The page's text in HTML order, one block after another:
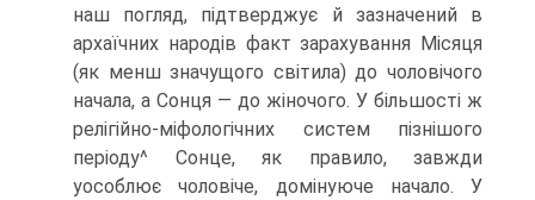
наш погляд, підтверджує й зазначений в
архаїчних народів факт зара­хування Місяця
(як менш значущого світила) до чоловічого
начала, а Сонця — до жіночого. У більшості ж
релігійно-міфологічних систем пізнішого
періоду^ Сонце, як правило, завжди
уособлює чоловіче, домінуюче начало. У